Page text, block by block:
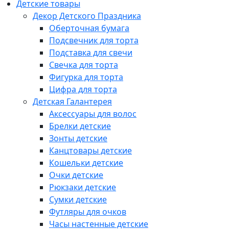
Детские товары
Декор Детского Праздника
Оберточная бумага
Подсвечник для торта
Подставка для свечи
Свечка для торта
Фигурка для торта
Цифра для торта
Детская Галантерея
Аксессуары для волос
Брелки детские
Зонты детские
Канцтовары детские
Кошельки детские
Очки детские
Рюкзаки детские
Сумки детские
Футляры для очков
Часы настенные детские